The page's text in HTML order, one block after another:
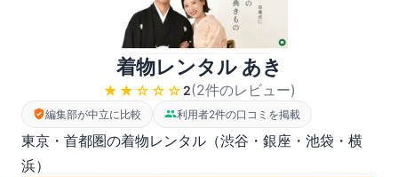
着物レンタル あき
★★ ☆☆☆ 2(2件のレビュー)
編集部が中立に比較 利用者2件の口コミを掲載
東京・首都圏の着物レンタル（渋谷・銀座・池袋・横
浜）